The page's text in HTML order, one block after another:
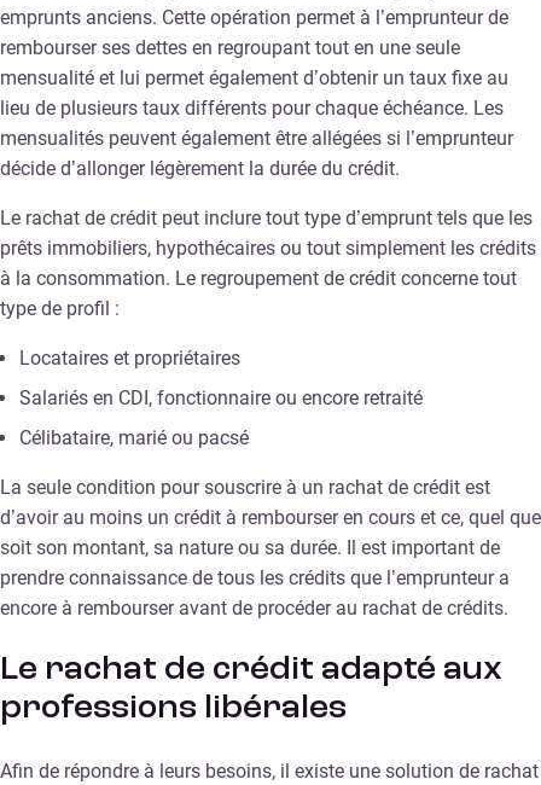
emprunts anciens. Cette opération permet à l’emprunteur de
rembourser ses dettes en regroupant tout en une seule
mensualité et lui permet également d’obtenir un taux fixe au
lieu de plusieurs taux différents pour chaque échéance. Les
mensualités peuvent également être allégées si l’emprunteur
décide d’allonger légèrement la durée du crédit.
Le rachat de crédit peut inclure tout type d’emprunt tels que les
prêts immobiliers, hypothécaires ou tout simplement les crédits
à la consommation. Le regroupement de crédit concerne tout
type de profil :
Locataires et propriétaires
Salariés en CDI, fonctionnaire ou encore retraité
Célibataire, marié ou pacsé
La seule condition pour souscrire à un rachat de crédit est
d’avoir au moins un crédit à rembourser en cours et ce, quel que
soit son montant, sa nature ou sa durée. Il est important de
prendre connaissance de tous les crédits que l’emprunteur a
encore à rembourser avant de procéder au rachat de crédits.
Le rachat de crédit adapté aux
professions libérales
Afin de répondre à leurs besoins, il existe une solution de rachat